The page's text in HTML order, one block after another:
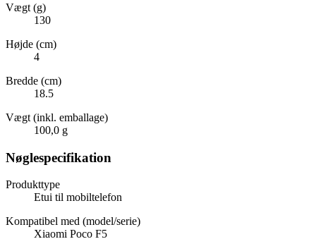
Vægt (g)
130
Højde (cm)
4
Bredde (cm)
18.5
Vægt (inkl. emballage)
100,0 g
Nøglespecifikation
Produkttype
Etui til mobiltelefon
Kompatibel med (model/serie)
Xiaomi Poco F5